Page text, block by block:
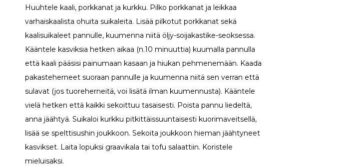
Huuhtele kaali, porkkanat ja kurkku. Pilko porkkanat ja leikkaa
varhaiskaalista ohuita suikaleita. Lisää pilkotut porkkanat sekä
kaalisuikaleet pannulle, kuumenna niitä öljy-soijakastike-seoksessa.
Kääntele kasviksia hetken aikaa (n.10 minuuttia) kuumalla pannulla
että kaali pääsisi painumaan kasaan ja hiukan pehmenemään. Kaada
pakasteherneet suoraan pannulle ja kuumenna niitä sen verran että
sulavat (jos tuoreherneitä, voi lisätä ilman kuumennusta). Kääntele
vielä hetken että kaikki sekoittuu tasaisesti. Poista pannu liedeltä,
anna jäähtyä. Suikaloi kurkku pitkittäissuuntaisesti kuorimaveitsellä,
lisää se spelttisushin joukkoon. Sekoita joukkoon hieman jäähtyneet
kasvikset. Laita lopuksi graavikala tai tofu salaattiin. Koristele
mieluisaksi.